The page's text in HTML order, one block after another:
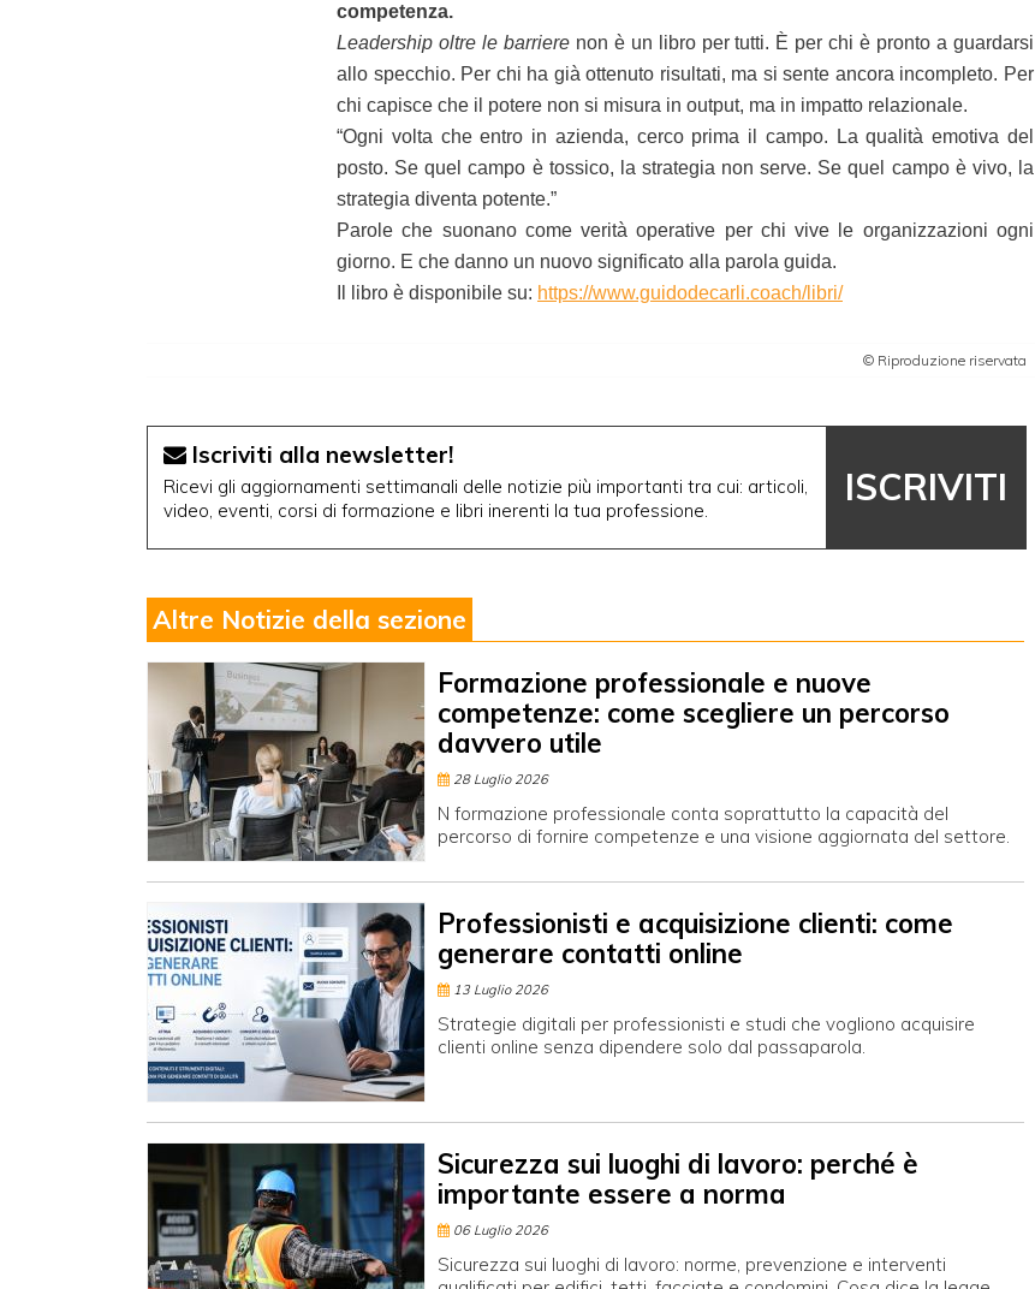
competenza.
Leadership oltre le barrierenon è un libro per tutti. È per chi è pronto a guardarsi
allo specchio. Per chi ha già ottenuto risultati, ma si sente ancora incompleto. Per
chi capisce che il potere non si misura in output, ma in impatto relazionale.
“Ogni volta che entro in azienda, cerco prima il campo. La qualità emotiva del
posto. Se quel campo è tossico, la strategia non serve. Se quel campo è vivo, la
strategia diventa potente.”
Parole che suonano come verità operative per chi vive le organizzazioni ogni
giorno. E che danno un nuovo significato alla parola guida.
Il libro è disponibile su: https://www.guidodecarli.coach/libri/
© Riproduzione riservata
Iscriviti alla newsletter!
Ricevi gli aggiornamenti settimanali delle notizie più importanti tra cui: articoli,
video, eventi, corsi di formazione e libri inerenti la tua professione.
ISCRIVITI
Altre Notizie della sezione
Formazione professionale e nuove
competenze: come scegliere un percorso
davvero utile
28 Luglio 2026
N formazione professionale conta soprattutto la capacità del
percorso di fornire competenze e una visione aggiornata del settore.
Professionisti e acquisizione clienti: come
generare contatti online
13 Luglio 2026
Strategie digitali per professionisti e studi che vogliono acquisire
clienti online senza dipendere solo dal passaparola.
Sicurezza sui luoghi di lavoro: perché è
importante essere a norma
06 Luglio 2026
Sicurezza sui luoghi di lavoro: norme, prevenzione e interventi